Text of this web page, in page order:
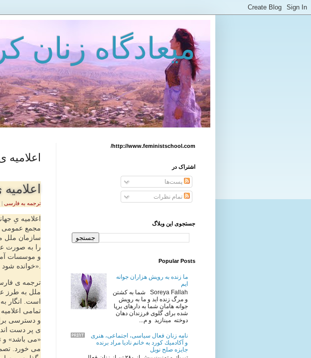
میعادگاه زنان
| ترجمه به فارسی
مجمع عمومی
سازمان ملل
را به صورت
و موسسات
خوانده شود».
ترجمه ی
ملل به طرز
است. انگار
تمامی
و دسترسی
«می باشد» و
می خورد.
http://www.feministschool.com/
اشتراک در
پست‌ها
تمام نظرات
جستجوی این وبلاگ
Popular Posts
ما زنده به رویش هزاران جوانه
ایم
Soreya Fallah شما به كشتن
و مرگ زنده ايد و ما به رويش
جوانه هامان شما به دارهای برپا
شده برای گلوی فرزندان دهان
دوخته مینازید و م...
نامه زنان فعال سياسى، اجتماعى، هنرى
و آكادميك كورد به خانم ناديا مراد برنده
جایزه صلح نوبل